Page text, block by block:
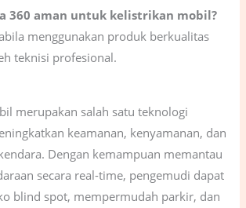
360 aman untuk kelistrikan mobil?
menggunakan produk berkualitas
teknisi profesional.
merupakan salah satu teknologi
keamanan, kenyamanan, dan
Dengan kemampuan memantau
secara real-time, pengemudi dapat
blind spot, mempermudah parkir, dan